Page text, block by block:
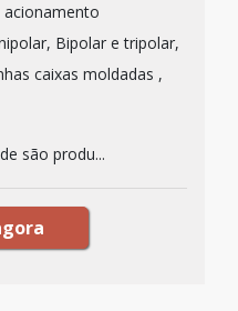
Bipolar e tripolar,
caixas moldadas ,
são produ...